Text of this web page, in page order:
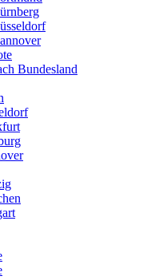
Bundesland